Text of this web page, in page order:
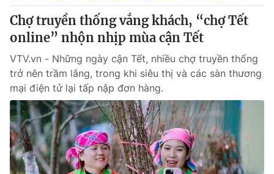
Chợ truyền thống vắng khách, “chợ Tết
online” nhộn nhịp mùa cận Tết
VTV.vn - Những ngày cận Tết, nhiều chợ truyền thống
trở nên trầm lắng, trong khi siêu thị và các sàn thương
mại điện tử lại tấp nập đơn hàng.